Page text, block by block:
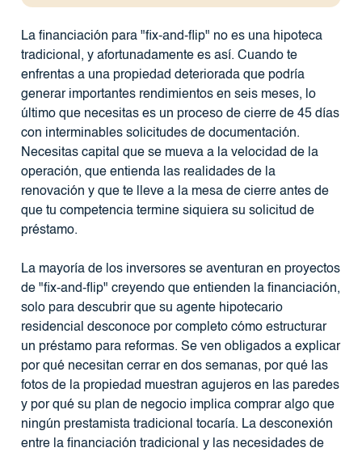
La financiación para "fix-and-flip" no es una hipoteca
tradicional, y afortunadamente es así. Cuando te
enfrentas a una propiedad deteriorada que podría
generar importantes rendimientos en seis meses, lo
último que necesitas es un proceso de cierre de 45 días
con interminables solicitudes de documentación.
Necesitas capital que se mueva a la velocidad de la
operación, que entienda las realidades de la
renovación y que te lleve a la mesa de cierre antes de
que tu competencia termine siquiera su solicitud de
préstamo.
La mayoría de los inversores se aventuran en proyectos
de "fix-and-flip" creyendo que entienden la financiación,
solo para descubrir que su agente hipotecario
residencial desconoce por completo cómo estructurar
un préstamo para reformas. Se ven obligados a explicar
por qué necesitan cerrar en dos semanas, por qué las
fotos de la propiedad muestran agujeros en las paredes
y por qué su plan de negocio implica comprar algo que
ningún prestamista tradicional tocaría. La desconexión
entre la financiación tradicional y las necesidades de